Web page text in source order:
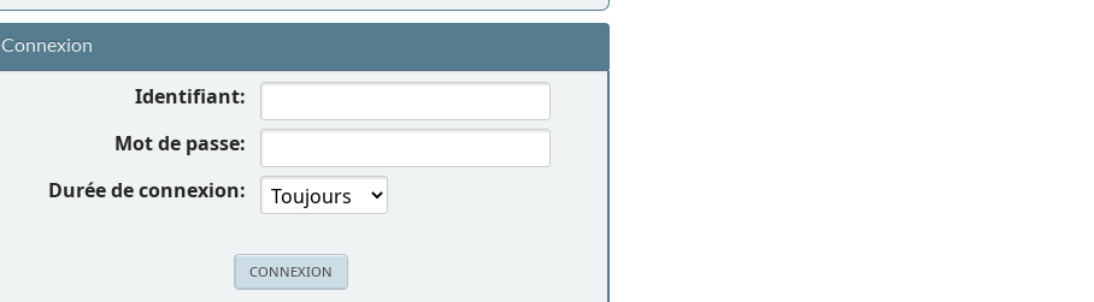
Connexion
Identifiant:
Mot de passe:
Durée de connexion: